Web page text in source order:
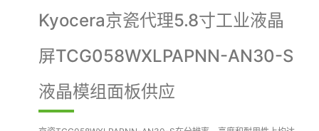
Kyocera京瓷代理5.8寸工业液晶
屏TCG058WXLPAPNN-AN30-S
液晶模组面板供应